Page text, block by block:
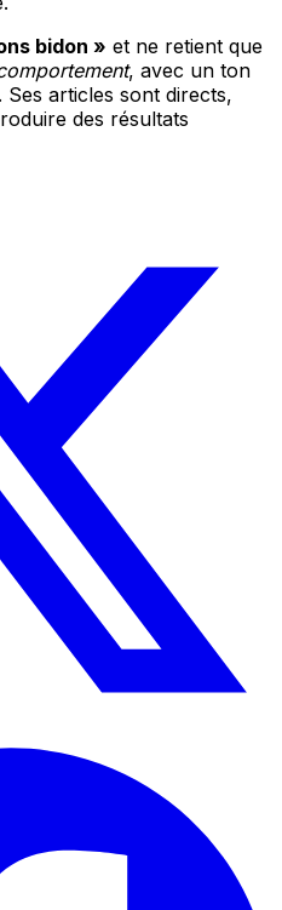
bidon » et ne retient que
, avec un ton
articles sont directs,
des résultats